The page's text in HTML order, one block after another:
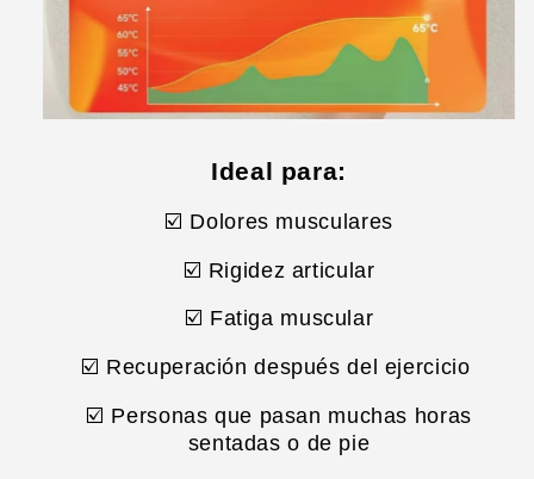
Ideal para:
☑️ Dolores musculares
☑️ Rigidez articular
☑️ Fatiga muscular
☑️ Recuperación después del ejercicio
☑️ Personas que pasan muchas horas
sentadas o de pie